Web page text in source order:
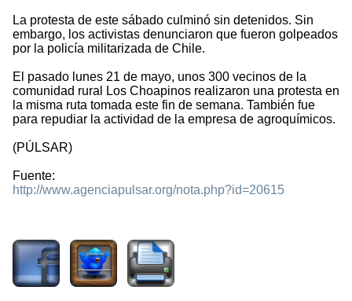
La protesta de este sábado culminó sin detenidos. Sin
embargo, los activistas denunciaron que fueron golpeados
por la policía militarizada de Chile.
El pasado lunes 21 de mayo, unos 300 vecinos de la
comunidad rural Los Choapinos realizaron una protesta en
la misma ruta tomada este fin de semana. También fue
para repudiar la actividad de la empresa de agroquímicos.
(PÚLSAR)
Fuente:
http://www.agenciapulsar.org/nota.php?id=20615